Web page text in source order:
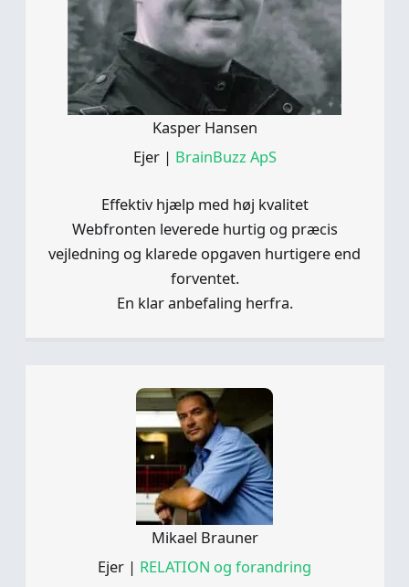
Kasper Hansen
Ejer| BrainBuzz ApS
Effektiv hjælp med høj kvalitet
Webfronten leverede hurtig og præcis
vejledning og klarede opgaven hurtigere end
forventet.
En klar anbefaling herfra.
Mikael Brauner
Ejer | RELATION og forandring